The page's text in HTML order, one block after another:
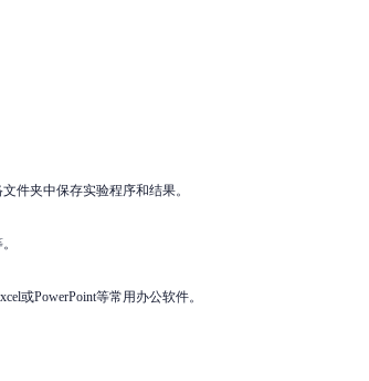
件夹中保存实验程序和结果。
或PowerPoint等常用办公软件。